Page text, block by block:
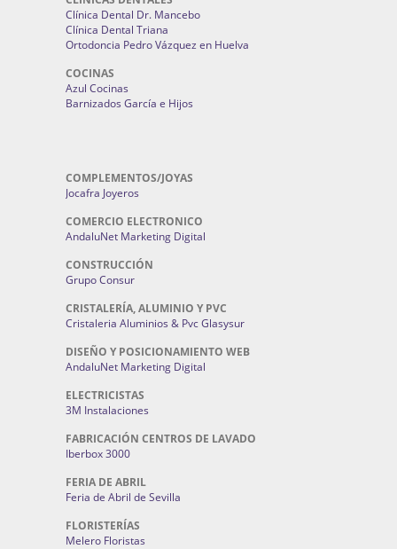
Clínica Dental Dr. Mancebo
Clínica Dental Triana
Ortodoncia Pedro Vázquez en Huelva
COCINAS
Azul Cocinas
Barnizados García e Hijos
COMPLEMENTOS/JOYAS
Jocafra Joyeros
COMERCIO ELECTRONICO
AndaluNet Marketing Digital
CONSTRUCCIÓN
Grupo Consur
CRISTALERÍA, ALUMINIO Y PVC
Cristaleria Aluminios & Pvc Glasysur
DISEÑO Y POSICIONAMIENTO WEB
AndaluNet Marketing Digital
ELECTRICISTAS
3M Instalaciones
FABRICACIÓN CENTROS DE LAVADO
Iberbox 3000
FERIA DE ABRIL
Feria de Abril de Sevilla
FLORISTERÍAS
Melero Floristas